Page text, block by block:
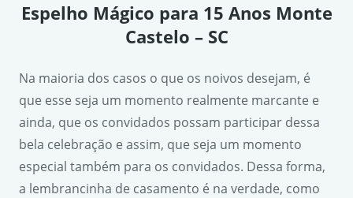
Espelho Mágico para 15 Anos Monte
Castelo – SC
Na maioria dos casos o que os noivos desejam, é
que esse seja um momento realmente marcante e
ainda, que os convidados possam participar dessa
bela celebração e assim, que seja um momento
especial também para os convidados. Dessa forma,
a lembrancinha de casamento é na verdade, como